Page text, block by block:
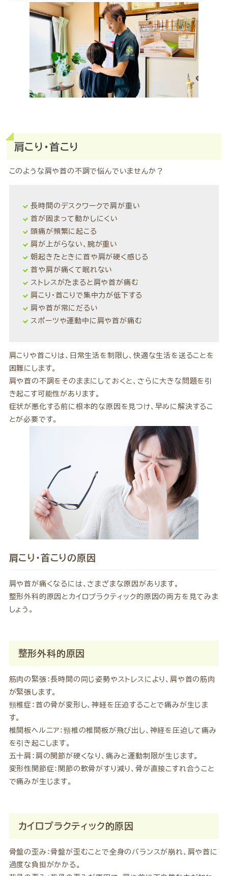
肩こり・首こり
このような肩や首の不調で悩んでいませんか？
長時間のデスクワークで肩が重い
首が固まって動かしにくい
頭痛が頻繁に起こる
肩が上がらない、腕が重い
朝起きたときに首や肩が硬く感じる
首や肩が痛くて眠れない
ストレスがたまると肩や首が痛む
肩こり・首こりで集中力が低下する
肩や首が常にだるい
スポーツや運動中に肩や首が痛む
肩こりや首こりは、日常生活を制限し、快適な生活を送ることを
困難にします。
肩や首の不調をそのままにしておくと、さらに大きな問題を引
き起こす可能性があります。
症状が悪化する前に根本的な原因を見つけ、早めに解決するこ
とが必要です。
肩こり・首こりの原因
肩や首が痛くなるには、さまざまな原因があります。
整形外科的原因とカイロプラクティック的原因の両方を見てみま
しょう。
整形外科的原因
筋肉の緊張：長時間の同じ姿勢やストレスにより、肩や首の筋肉
が緊張します。
頸椎症：首の骨が変形し、神経を圧迫することで痛みが生じま
す。
椎間板ヘルニア：頸椎の椎間板が飛び出し、神経を圧迫して痛み
を引き起こします。
五十肩：肩の関節が硬くなり、痛みと運動制限が生じます。
変形性関節症：関節の軟骨がすり減り、骨が直接こすれ合うこと
で痛みが生じます。
カイロプラクティック的原因
骨盤の歪み：骨盤が歪むことで全身のバランスが崩れ、肩や首に
過度な負担がかかる。